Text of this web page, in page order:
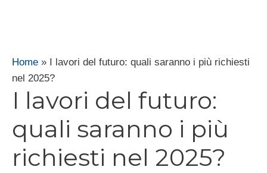
Home »
I lavori del futuro: quali saranno i più richiesti
nel 2025?
I lavori del futuro:
quali saranno i più
richiesti nel 2025?